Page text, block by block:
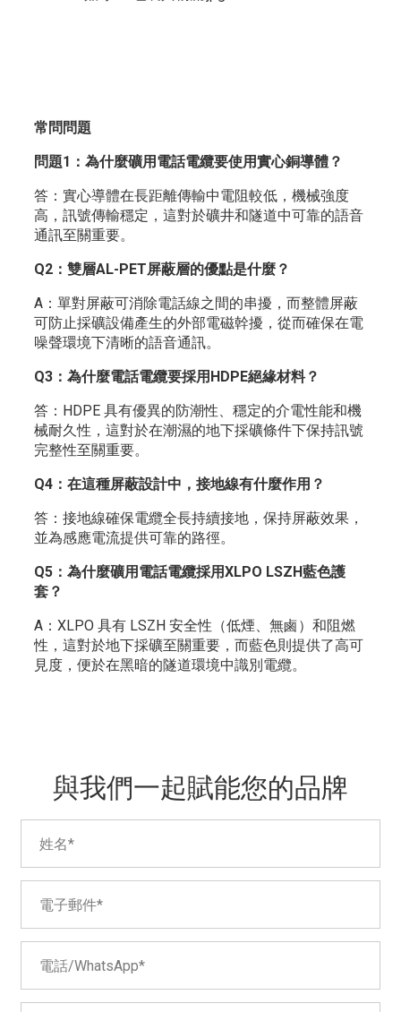
常問問題
問題1：為什麼礦用電話電纜要使用實心銅導體？
答：實心導體在長距離傳輸中電阻較低，機械強度
高，訊號傳輸穩定，這對於礦井和隧道中可靠的語音
通訊至關重要。
Q2：雙層AL-PET屏蔽層的優點是什麼？
A：單對屏蔽可消除電話線之間的串擾，而整體屏蔽
可防止採礦設備產生的外部電磁幹擾，從而確保在電
噪聲環境下清晰的語音通訊。
Q3：為什麼電話電纜要採用HDPE絕緣材料？
答：HDPE 具有優異的防潮性、穩定的介電性能和機
械耐久性，這對於在潮濕的地下採礦條件下保持訊號
完整性至關重要。
Q4：在這種屏蔽設計中，接地線有什麼作用？
答：接地線確保電纜全長持續接地，保持屏蔽效果，
並為感應電流提供可靠的路徑。
Q5：為什麼礦用電話電纜採用XLPO LSZH藍色護
套？
A：XLPO 具有 LSZH 安全性（低煙、無鹵）和阻燃
性，這對於地下採礦至關重要，而藍色則提供了高可
見度，便於在黑暗的隧道環境中識別電纜。
與我們一起賦能您的品牌